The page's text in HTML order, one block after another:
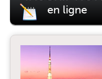
en ligne